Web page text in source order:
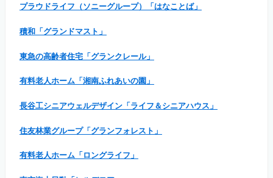
プラウドライフ（ソニーグループ）「はなことば」
積和「グランドマスト」
東急の高齢者住宅「グランクレール」
有料老人ホーム「湘南ふれあいの園」
長谷工シニアウェルデザイン「ライフ＆シニアハウス」
住友林業グループ「グランフォレスト」
有料老人ホーム「ロングライフ」